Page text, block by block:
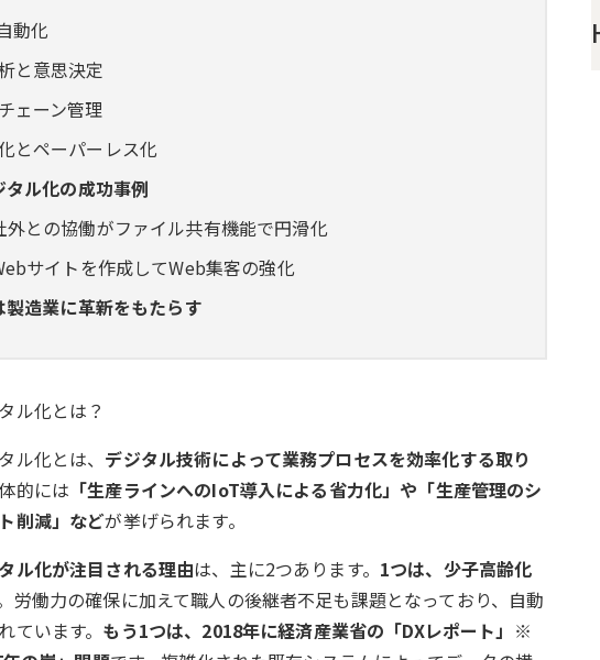
動化
と意思決定
ェーン管理
とペーパーレス化
ル化の成功事例
外との協働がファイル共有機能で円滑化
サイトを作成してWeb集客の強化
製造業に革新をもたらす
ル化とは？
ル化とは、 デジタル技術によって業務プロセスを効率化する取り
的には 「生産ラインへのIoT導入による省力化」や「生産管理のシ
削減」などが挙げられます。
ル化が注目される理由は、主に2つあります。 1つは、少子高齢化
労働力の確保に加えて職人の後継者不足も課題となっており、自動
ています。 もう1つは、2018年に経済産業省の「DXレポート」※